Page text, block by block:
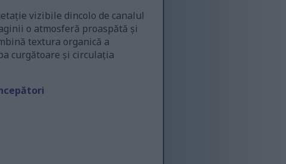
vizibile dincolo de canalul
o atmosferă proaspătă și
textura organică a
curgătoare și circulația